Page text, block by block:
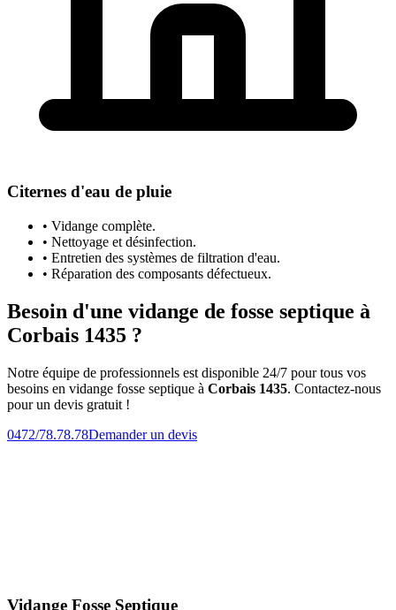
Citernes d'eau de pluie
• Vidange complète.
• Nettoyage et désinfection.
• Entretien des systèmes de filtration d'eau.
• Réparation des composants défectueux.
Besoin d'une vidange de fosse septique à
Corbais 1435 ?
Notre équipe de professionnels est disponible 24/7 pour tous vos
besoins en vidange fosse septique à Corbais 1435. Contactez-nous
pour un devis gratuit !
0472/78.78.78Demander un devis
Vidange Fosse Septique